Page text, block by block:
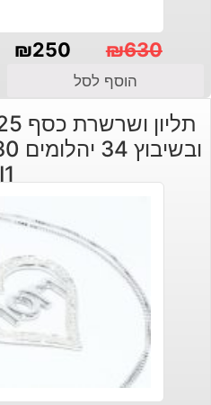
₪630
המקורי
היה:
₪630.
₪250
הנוכחי
הוא:
₪250.
הוסף לסל
I1